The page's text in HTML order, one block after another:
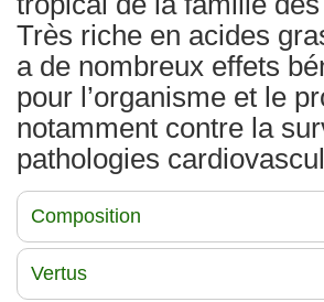
Très riche en acides
a de nombreux effets
pour l’organisme et le
notamment contre la
pathologies
Composition
Vertus